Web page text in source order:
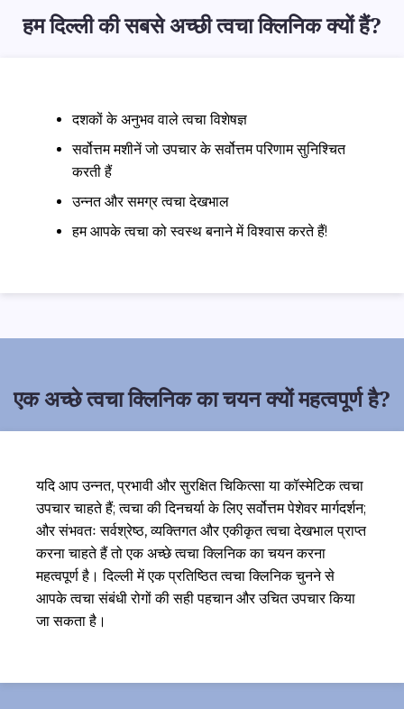
हम दिल्ली की सबसे अच्छी त्वचा क्लिनिक क्यों हैं?
दशकों के अनुभव वाले त्वचा विशेषज्ञ
सर्वोत्तम मशीनें जो उपचार के सर्वोत्तम परिणाम सुनिश्चित
करती हैं
उन्नत और समग्र त्वचा देखभाल
हम आपके त्वचा को स्वस्थ बनाने में विश्वास करते हैं!
एक अच्छे त्वचा क्लिनिक का चयन क्यों महत्वपूर्ण है?
यदि आप उन्नत, प्रभावी और सुरक्षित चिकित्सा या कॉस्मेटिक त्वचा
उपचार चाहते हैं; त्वचा की दिनचर्या के लिए सर्वोत्तम पेशेवर मार्गदर्शन;
और संभवतः सर्वश्रेष्ठ, व्यक्तिगत और एकीकृत त्वचा देखभाल प्राप्त
करना चाहते हैं तो एक अच्छे त्वचा क्लिनिक का चयन करना
महत्वपूर्ण है। दिल्ली में एक प्रतिष्ठित त्वचा क्लिनिक चुनने से
आपके त्वचा संबंधी रोगों की सही पहचान और उचित उपचार किया
जा सकता है।